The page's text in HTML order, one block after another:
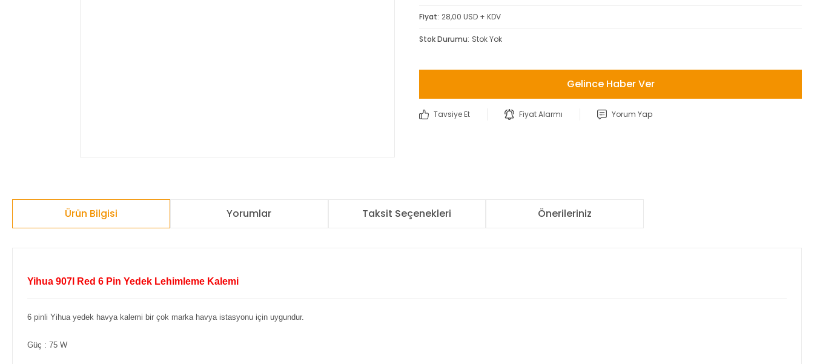
Fiyat 28,00 USD + KDV
Stok Durumu Stok Yok
Gelince Haber Ver
Tavsiye Et Fiyat Alarmı Yorum Yap
Ürün Bilgisi Yorumlar Taksit Seçenekleri Önerileriniz
Yihua 907I Red 6 Pin Yedek Lehimleme Kalemi
6 pinli Yihua yedek havya kalemi bir çok marka havya istasyonu için uygundur.
Güç : 75 W